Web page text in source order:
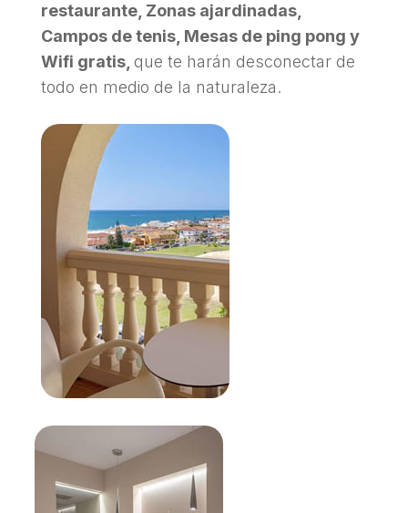
restaurante, Zonas ajardinadas,
Campos de tenis, Mesas de ping pong y
Wifi gratis, que te harán desconectar de
todo en medio de la naturaleza.